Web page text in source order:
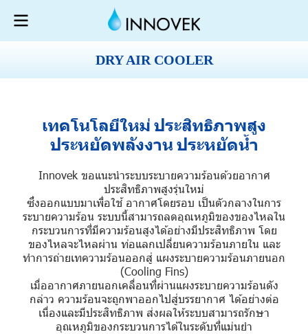
DRY AIR COOLER
เทคโนโลยีใหม่ ประสิทธิภาพสูง
ประหยัดพลังงาน ประหยัดน้ำ
Innovek ขอแนะนำระบบระบายความร้อนด้วยอากาศ
ประสิทธิภาพสูงรุ่นใหม่
ซึ่งออกแบบมาเพื่อใช้ อากาศโดยรอบ เป็นตัวกลางในการ
ระบายความร้อน ระบบนี้สามารถลดอุณหภูมิของของไหลใน
กระบวนการที่มีความร้อนสูงได้อย่างมีประสิทธิภาพ โดย
ของไหลจะไหลผ่าน ท่อแลกเปลี่ยนความร้อนภายใน และ
ทำการถ่ายเทความร้อนออกสู่ แผงระบายความร้อนภายนอก
(Cooling Fins)
เมื่ออากาศภายนอกเคลื่อนที่ผ่านแผงระบายความร้อนดัง
กล่าว ความร้อนจะถูกพาออกไปสู่บรรยากาศ ได้อย่างต่อ
เนื่องและมีประสิทธิภาพ ส่งผลให้ระบบสามารถรักษา
อุณหภูมิของกระบวนการได้ในระดับที่แม่นยำ